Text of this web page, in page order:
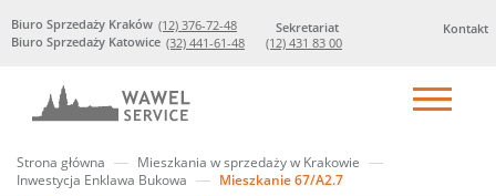
Kontakt
Biuro Sprzedaży Kraków (12) 376-72-48
Biuro Sprzedaży Katowice (32) 441-61-48
Sekretariat
(12) 431 83 00
Strona główna
Mieszkania w sprzedaży w Krakowie
Inwestycja Enklawa Bukowa
Mieszkanie 67/A2.7